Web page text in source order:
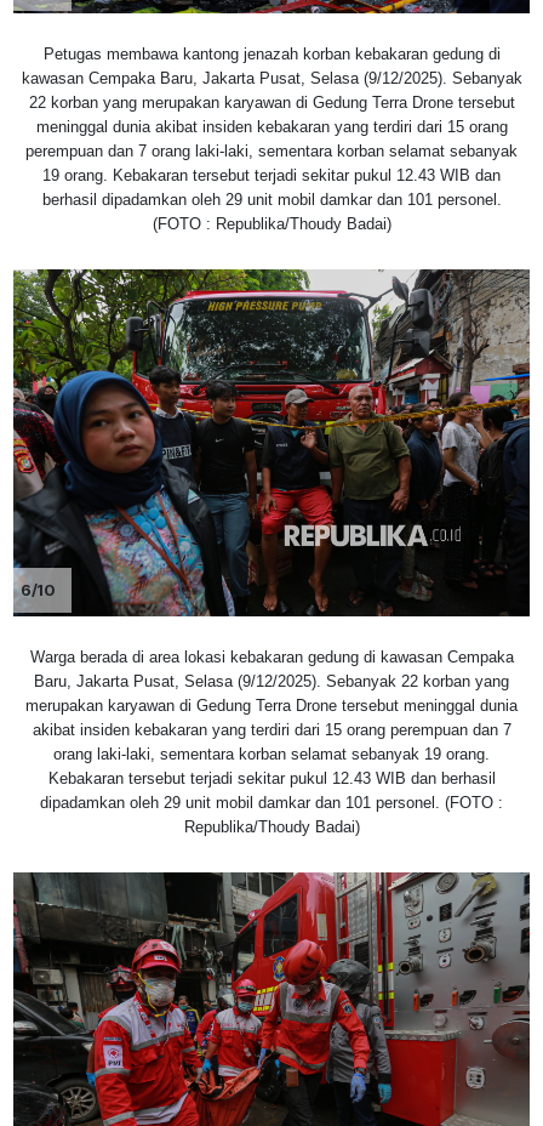
Petugas membawa kantong jenazah korban kebakaran gedung di
kawasan Cempaka Baru, Jakarta Pusat, Selasa (9/12/2025). Sebanyak
22 korban yang merupakan karyawan di Gedung Terra Drone tersebut
meninggal dunia akibat insiden kebakaran yang terdiri dari 15 orang
perempuan dan 7 orang laki-laki, sementara korban selamat sebanyak
19 orang. Kebakaran tersebut terjadi sekitar pukul 12.43 WIB dan
berhasil dipadamkan oleh 29 unit mobil damkar dan 101 personel.
(FOTO : Republika/Thoudy Badai)
6/10
Warga berada di area lokasi kebakaran gedung di kawasan Cempaka
Baru, Jakarta Pusat, Selasa (9/12/2025). Sebanyak 22 korban yang
merupakan karyawan di Gedung Terra Drone tersebut meninggal dunia
akibat insiden kebakaran yang terdiri dari 15 orang perempuan dan 7
orang laki-laki, sementara korban selamat sebanyak 19 orang.
Kebakaran tersebut terjadi sekitar pukul 12.43 WIB dan berhasil
dipadamkan oleh 29 unit mobil damkar dan 101 personel. (FOTO :
Republika/Thoudy Badai)